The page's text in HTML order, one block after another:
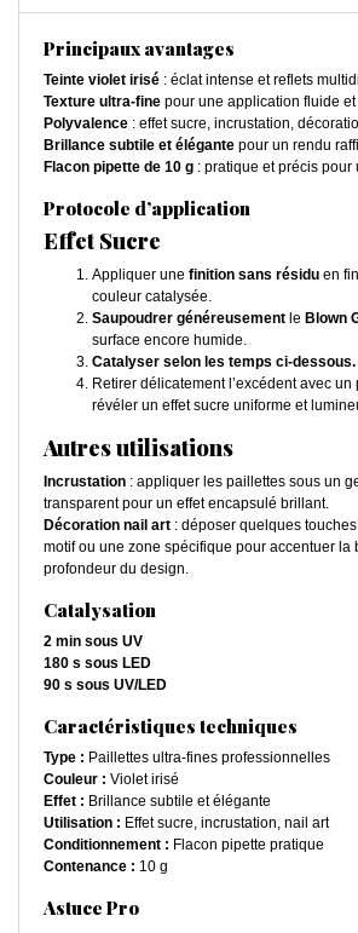
Principaux avantages
Teinte violet irisé : éclat intense et reflets
Texture ultra-fine pour une application fluide
Polyvalence : effet sucre, incrustation,
Brillance subtile et élégante pour un rendu
Flacon pipette de 10 g : pratique et précis pour
Protocole d’application
Effet Sucre
Appliquer une finition sans résidu en
couleur catalysée.
Saupoudrer généreusement le Blown
surface encore humide.
Catalyser selon les temps ci-dessous.
Retirer délicatement l’excédent avec
révéler un effet sucre uniforme et
Autres utilisations
Incrustation : appliquer les paillettes sous un
transparent pour un effet encapsulé brillant.
Décoration nail art : déposer quelques
motif ou une zone spécifique pour accentuer la
profondeur du design.
Catalysation
2 min sous UV
180 s sous LED
90 s sous UV/LED
Caractéristiques techniques
Type : Paillettes ultra-fines professionnelles
Couleur : Violet irisé
Effet : Brillance subtile et élégante
Utilisation : Effet sucre, incrustation, nail art
Conditionnement : Flacon pipette pratique
Contenance : 10 g
Astuce Pro